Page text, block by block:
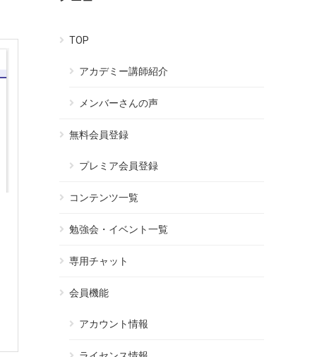
TOP
アカデミー講師紹介
メンバーさんの声
無料会員登録
プレミア会員登録
コンテンツ一覧
勉強会・イベント一覧
専用チャット
会員機能
アカウント情報